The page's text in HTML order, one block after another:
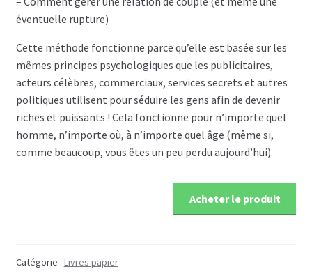
éventuelle rupture)
Cette méthode fonctionne parce qu’elle est basée sur les
mêmes principes psychologiques que les publicitaires,
acteurs célèbres, commerciaux, services secrets et autres
politiques utilisent pour séduire les gens afin de devenir
riches et puissants ! Cela fonctionne pour n’importe quel
homme, n’importe où, à n’importe quel âge (même si,
comme beaucoup, vous êtes un peu perdu aujourd’hui).
Acheter le produit
Catégorie : Livres papier